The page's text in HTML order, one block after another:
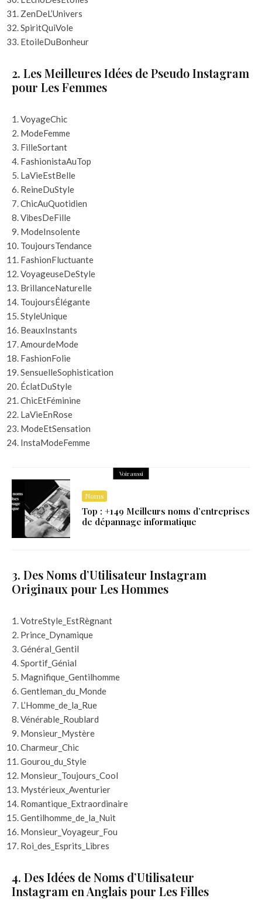
ZenDeL’Univers
SpiritQuiVole
EtoileDuBonheur
2. Les Meilleures Idées de Pseudo Instagram
pour Les Femmes
VoyageChic
ModeFemme
FilleSortant
FashionistaAuTop
LaVieEstBelle
ReineDuStyle
ChicAuQuotidien
VibesDeFille
ModeInsolente
ToujoursTendance
FashionFluctuante
VoyageuseDeStyle
BrillanceNaturelle
ToujoursÉlégante
StyleUnique
BeauxInstants
AmourdeMode
FashionFolie
SensuelleSophistication
ÉclatDuStyle
ChicEtFéminine
LaVieEnRose
ModeEtSensation
InstaModeFemme
Voir aussi
Noms
Top : +149 Meilleurs noms d’entreprises
de dépannage informatique
3. Des Noms d’Utilisateur Instagram
Originaux pour Les Hommes
VotreStyle_EstRègnant
Prince_Dynamique
Général_Gentil
Sportif_Génial
Magnifique_Gentilhomme
Gentleman_du_Monde
L’Homme_de_la_Rue
Vénérable_Roublard
Monsieur_Mystère
Charmeur_Chic
Gourou_du_Style
Monsieur_Toujours_Cool
Mystérieux_Aventurier
Romantique_Extraordinaire
Gentilhomme_de_la_Nuit
Monsieur_Voyageur_Fou
Roi_des_Esprits_Libres
4. Des Idées de Noms d’Utilisateur
Instagram en Anglais pour Les Filles